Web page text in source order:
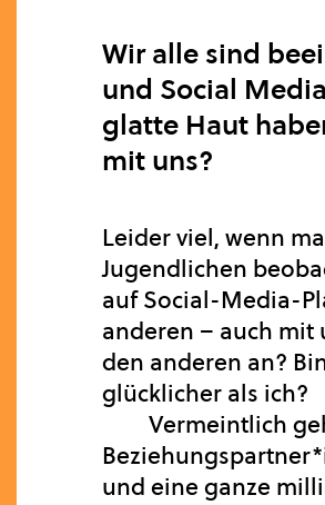
Wir alle sind
und Social
glatte Haut
mit uns?
Leider viel, wenn
Jugendlichen
auf Social-Media-
anderen – auch mit
den anderen an?
glücklicher als ich?
Vermeintlich
und eine ganze